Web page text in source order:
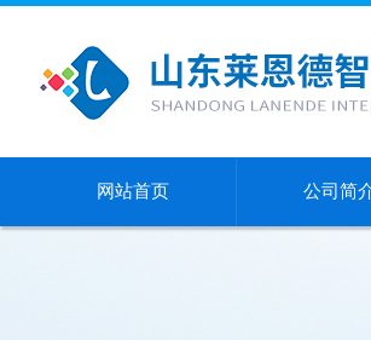
网站首页 公司简